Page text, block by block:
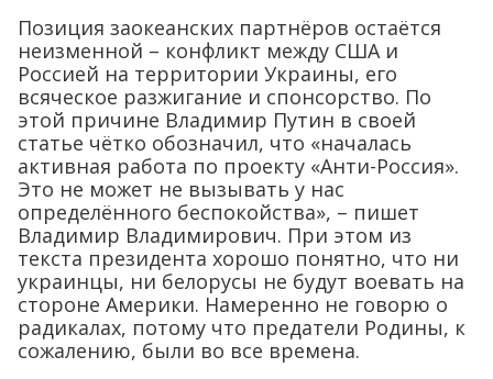
Позиция заокеанских партнёров остаётся
неизменной – конфликт между США и
Россией на территории Украины, его
всяческое разжигание и спонсорство. По
этой причине Владимир Путин в своей
статье чётко обозначил, что «началась
активная работа по проекту «Анти-Россия».
Это не может не вызывать у нас
определённого беспокойства», – пишет
Владимир Владимирович. При этом из
текста президента хорошо понятно, что ни
украинцы, ни белорусы не будут воевать на
стороне Америки. Намеренно не говорю о
радикалах, потому что предатели Родины, к
сожалению, были во все времена.